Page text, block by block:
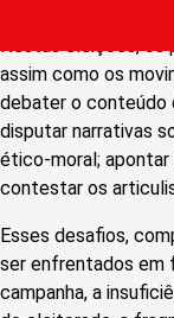
Nestas eleições, os
assim como os
debater o conteúdo
disputar narrativas
ético-moral;
contestar os
Esses desafios,
ser enfrentados em
campanha, a